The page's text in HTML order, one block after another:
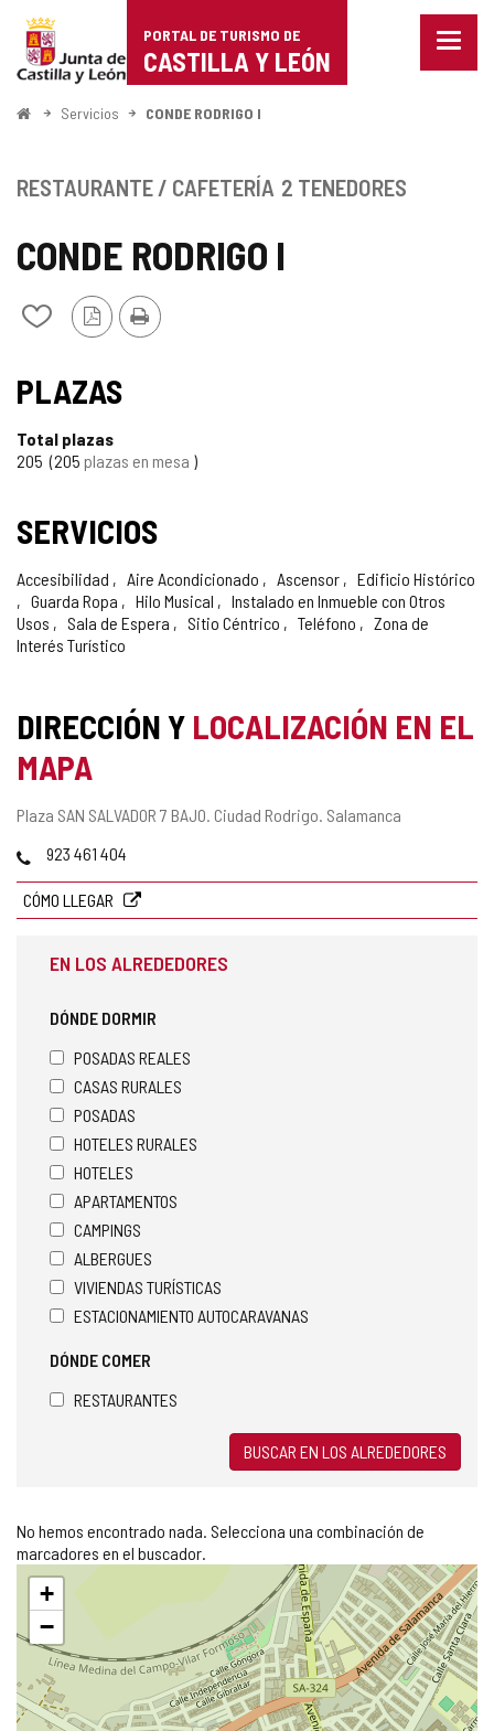
Portal
de
Turismo
Castilla
León
PORTAL DE TURISMO DE
CASTILLA Y LEÓN
Menu
InicioServicios CONDE RODRIGO I
CONDE RODRIGO I
Añadir/quitar
cuadernos
Versión
PDF
Imprimir
RESTAURANTE / CAFETERÍA 2 TENEDORES
PLAZAS
Total plazas
205 205 plazas en mesa
SERVICIOS
Accesibilidad Aire Acondicionado Ascensor
Edificio Histórico
Guarda Ropa
Hilo Musical
Instalado en Inmueble con Otros
Usos
Sala de Espera Sitio Céntrico Teléfono
Zona de
Interés Turístico
DIRECCIÓN Y LOCALIZACIÓN EN EL
MAPA
Dirección
Plaza SAN SALVADOR 7 BAJO. Ciudad Rodrigo. Salamanca
Teléfonos
923 461 404
CÓMO LLEGAR
EN LOS ALREDEDORES
DÓNDE DORMIR
POSADAS REALES
CASAS RURALES
POSADAS
HOTELES RURALES
HOTELES
APARTAMENTOS
CAMPINGS
ALBERGUES
VIVIENDAS TURÍSTICAS
ESTACIONAMIENTO AUTOCARAVANAS
DÓNDE COMER
RESTAURANTES
BUSCAR EN LOS ALREDEDORES
No hemos encontrado nada. Selecciona una combinación de
marcadores en el buscador.
Saltar
mapa
+
−